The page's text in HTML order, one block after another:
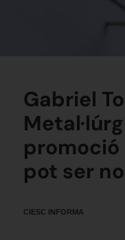
Gabriel
pot ser
CIESC INFORMA